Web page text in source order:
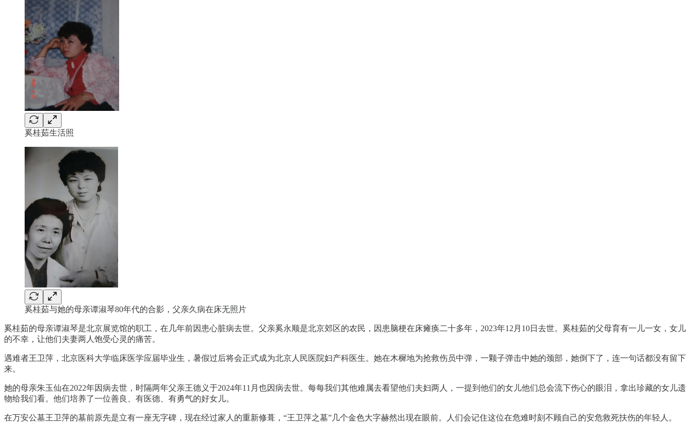
奚桂茹生活照
奚桂茹与她的母亲谭淑琴80年代的合影，父亲久病在床无照片
奚桂茹的母亲谭淑琴是北京展览馆的职工，在几年前因患心脏病去世。父亲奚永顺是北京郊区的农民，因患脑梗在床瘫痪二十多年，2023年12月10日去世。奚桂茹的父母育有一儿一女，女儿
的不幸，让他们夫妻两人饱受心灵的痛苦。
遇难者王卫萍，北京医科大学临床医学应届毕业生，暑假过后将会正式成为北京人民医院妇产科医生。她在木樨地为抢救伤员中弹，一颗子弹击中她的颈部，她倒下了，连一句话都没有留下
来。
她的母亲朱玉仙在2022年因病去世，时隔两年父亲王德义于2024年11月也因病去世。每每我们其他难属去看望他们夫妇两人，一提到他们的女儿他们总会流下伤心的眼泪，拿出珍藏的女儿遗
物给我们看。他们培养了一位善良、有医德、有勇气的好女儿。
在万安公墓王卫萍的墓前原先是立有一座无字碑，现在经过家人的重新修葺，“王卫萍之墓”几个金色大字赫然出现在眼前。人们会记住这位在危难时刻不顾自己的安危救死扶伤的年轻人。